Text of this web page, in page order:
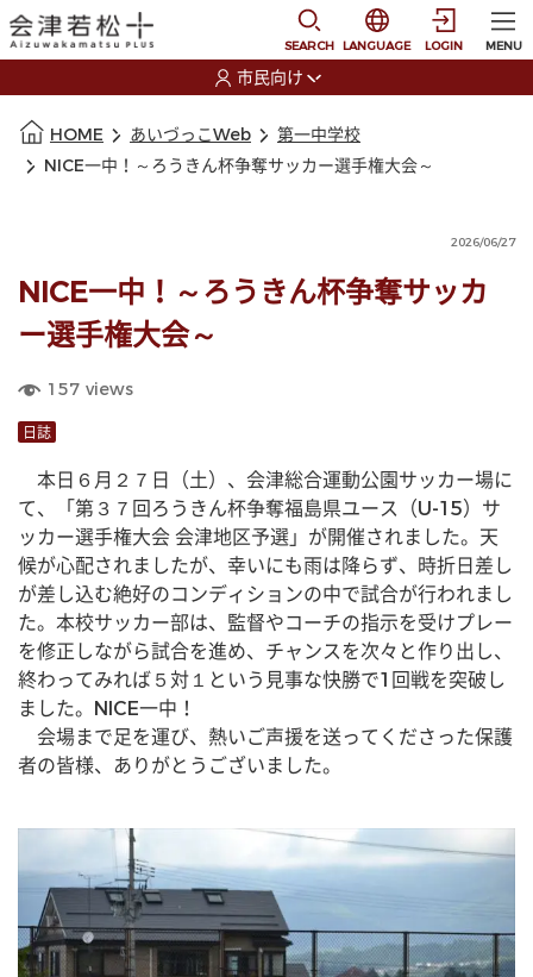
SEARCH
選択すると言語の切
LANGUAGE LOGIN MENU
市民向け
HOME あいづっこWeb
第一中学校
NICE一中！～ろうきん杯争奪サッカー選手権大会～
2026/06/27
NICE一中！～ろうきん杯争奪サッカ
ー選手権大会～
157 views
日誌
本日６月２７日（土）、会津総合運動公園サッカー場に
て、「第３７回ろうきん杯争奪福島県ユース（U-15）サ
ッカー選手権大会 会津地区予選」が開催されました。天
候が心配されましたが、幸いにも雨は降らず、時折日差し
が差し込む絶好のコンディションの中で試合が行われまし
た。本校サッカー部は、監督やコーチの指示を受けプレー
を修正しながら試合を進め、チャンスを次々と作り出し、
終わってみれば５対１という見事な快勝で1回戦を突破し
ました。NICE一中！
会場まで足を運び、熱いご声援を送ってくださった保護
者の皆様、ありがとうございました。